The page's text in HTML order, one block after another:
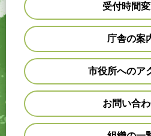
受付時間
庁舎の案
市役所へのア
お問い合